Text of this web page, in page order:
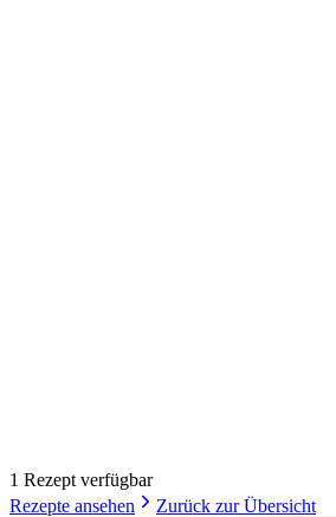
1 Rezept verfügbar
Rezepte ansehen
Zurück zur Übersicht